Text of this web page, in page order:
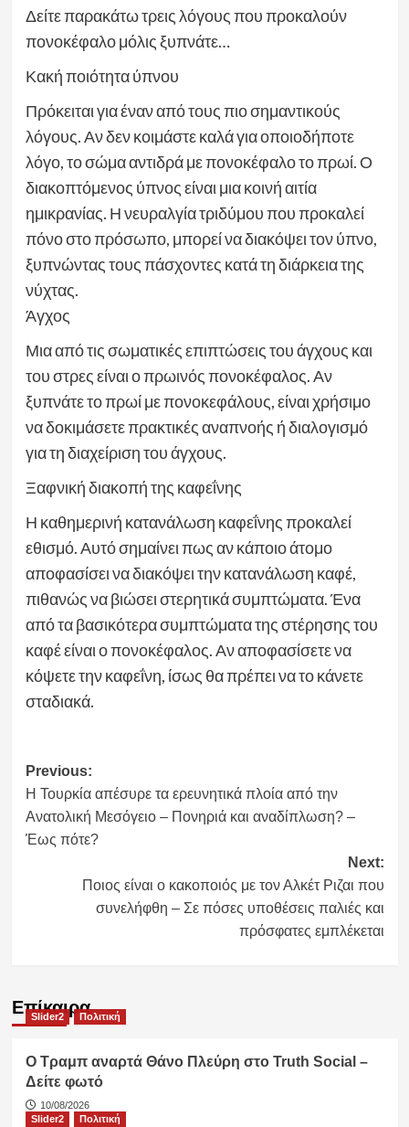
Δείτε παρακάτω τρεις λόγους που προκαλούν
πονοκέφαλο μόλις ξυπνάτε…
Κακή ποιότητα ύπνου
Πρόκειται για έναν από τους πιο σημαντικούς
λόγους. Αν δεν κοιμάστε καλά για οποιοδήποτε
λόγο, το σώμα αντιδρά με πονοκέφαλο το πρωί. Ο
διακοπτόμενος ύπνος είναι μια κοινή αιτία
ημικρανίας. Η νευραλγία τριδύμου που προκαλεί
πόνο στο πρόσωπο, μπορεί να διακόψει τον ύπνο,
ξυπνώντας τους πάσχοντες κατά τη διάρκεια της
νύχτας.
Άγχος
Μια από τις σωματικές επιπτώσεις του άγχους και
του στρες είναι ο πρωινός πονοκέφαλος. Αν
ξυπνάτε το πρωί με πονοκεφάλους, είναι χρήσιμο
να δοκιμάσετε πρακτικές αναπνοής ή διαλογισμό
για τη διαχείριση του άγχους.
Ξαφνική διακοπή της καφεΐνης
Η καθημερινή κατανάλωση καφεΐνης προκαλεί
εθισμό. Αυτό σημαίνει πως αν κάποιο άτομο
αποφασίσει να διακόψει την κατανάλωση καφέ,
πιθανώς να βιώσει στερητικά συμπτώματα. Ένα
από τα βασικότερα συμπτώματα της στέρησης του
καφέ είναι ο πονοκέφαλος. Αν αποφασίσετε να
κόψετε την καφεΐνη, ίσως θα πρέπει να το κάνετε
σταδιακά.
Post
navigation
Previous:
Η Τουρκία απέσυρε τα ερευνητικά πλοία από την
Ανατολική Μεσόγειο – Πονηριά και αναδίπλωση? –
Έως πότε?
Next:
Ποιος είναι ο κακοποιός με τον Αλκέτ Ριζαι που
συνελήφθη – Σε πόσες υποθέσεις παλιές και
πρόσφατες εμπλέκεται
Επίκαιρα
Slider2 Πολιτική
Ο Τραμπ αναρτά Θάνο Πλεύρη στο Truth Social –
Δείτε φωτό
10/08/2026
Slider2
Πολιτική